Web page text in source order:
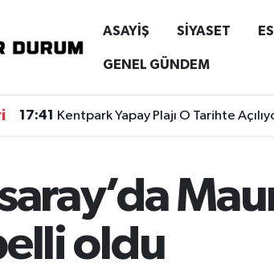
ASAYİŞ SİYASET
GENEL GÜNDEM
17:41 Kentpark Yapay Plajı O Tarihte
oldu